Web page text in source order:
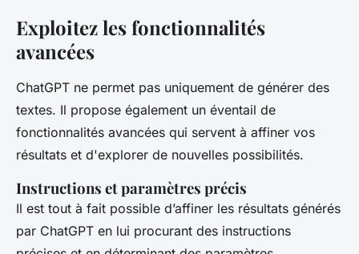
Exploitez les fonctionnalités
avancées
ChatGPT ne permet pas uniquement de générer des
textes. Il propose également un éventail de
fonctionnalités avancées qui servent à affiner vos
résultats et d'explorer de nouvelles possibilités.
Instructions et paramètres précis
Il est tout à fait possible d’affiner les résultats générés
par ChatGPT en lui procurant des instructions